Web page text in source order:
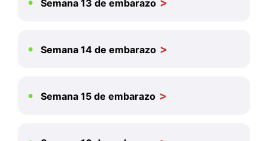
Semana 13 de embarazo
Semana 14 de embarazo
Semana 15 de embarazo